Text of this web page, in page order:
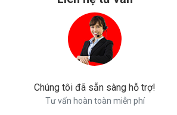
Chúng tôi đã sẵn sàng hỗ trợ!
Tư vấn hoàn toàn miễn phí